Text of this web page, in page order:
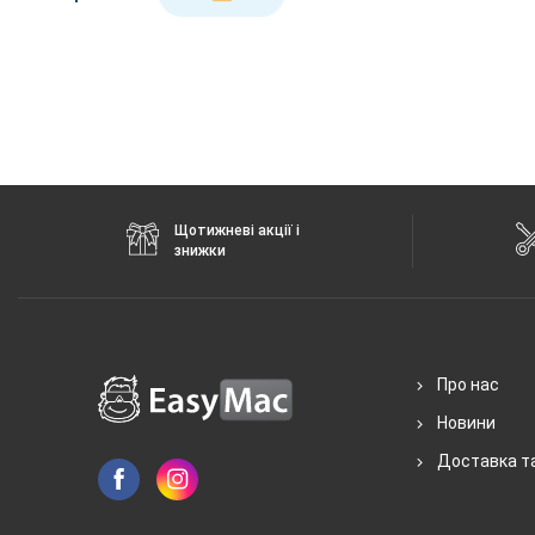
Щотижневі акції і
знижки
Про нас
Новини
Доставка